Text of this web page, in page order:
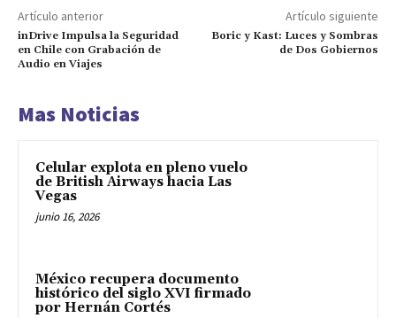
Artículo anterior
inDrive Impulsa la Seguridad
en Chile con Grabación de
Audio en Viajes
Artículo siguiente
Boric y Kast: Luces y Sombras
de Dos Gobiernos
Mas Noticias
Celular explota en pleno vuelo
de British Airways hacia Las
Vegas
junio 16, 2026
México recupera documento
histórico del siglo XVI firmado
por Hernán Cortés